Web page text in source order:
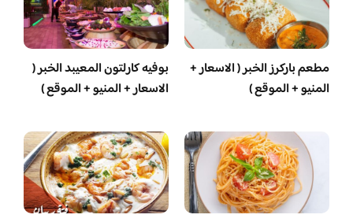
مطعم باركرز الخبر ( الاسعار +
المنيو + الموقع )
بوفيه كارلتون المعيبد الخبر (
الاسعار + المنيو + الموقع )